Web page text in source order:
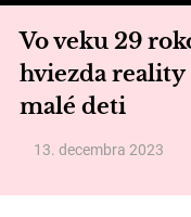
Vo veku 29
hviezda reality
malé deti
13. decembra 2023